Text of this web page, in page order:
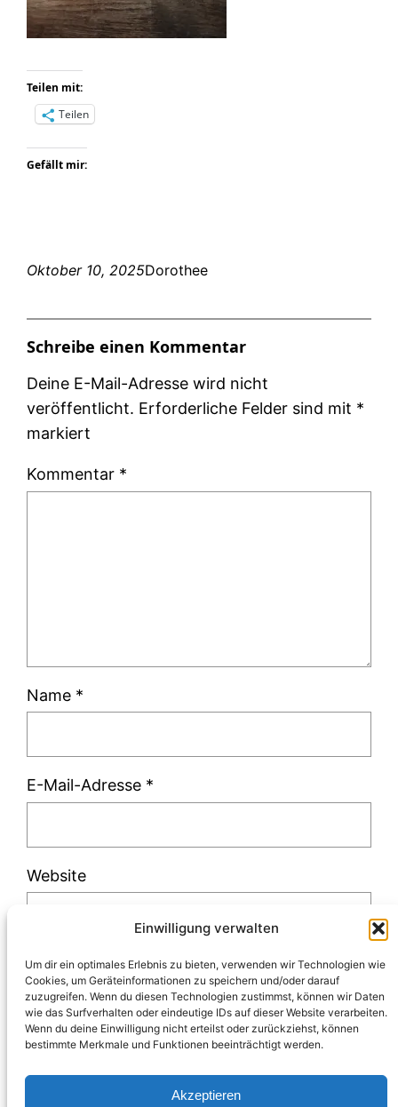
Einwilligung verwalten
Um dir ein optimales Erlebnis zu bieten, verwenden wir Technologien wie
Cookies, um Geräteinformationen zu speichern und/oder darauf
zuzugreifen. Wenn du diesen Technologien zustimmst, können wir Daten
wie das Surfverhalten oder eindeutige IDs auf dieser Website verarbeiten.
Wenn du deine Einwilligung nicht erteilst oder zurückziehst, können
bestimmte Merkmale und Funktionen beeinträchtigt werden.
Akzeptieren
Teilen mit:
Teilen
Gefällt mir:
Oktober 10, 2025Dorothee
Schreibe einen Kommentar
Deine E-Mail-Adresse wird nicht
veröffentlicht. Erforderliche Felder sind mit *
markiert
Kommentar *
Name *
E-Mail-Adresse *
Website
Diese Website verwendet Akismet, um Spam
zu reduzieren.Erfahre, wie deine
Kommentardaten verarbeitet werden.